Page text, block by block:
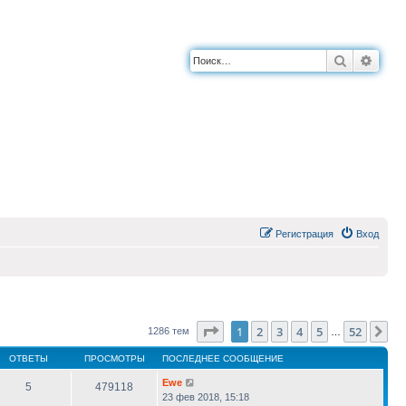
Поиск
Вход
Регистрация
1286 тем Страница1 из 52
1 2 3 4 5 52
ОТВЕТЫ ПРОСМОТРЫ ПОСЛЕДНЕЕ СООБЩЕНИЕ
5 479118
Ewe
23 фев 2018, 15:18